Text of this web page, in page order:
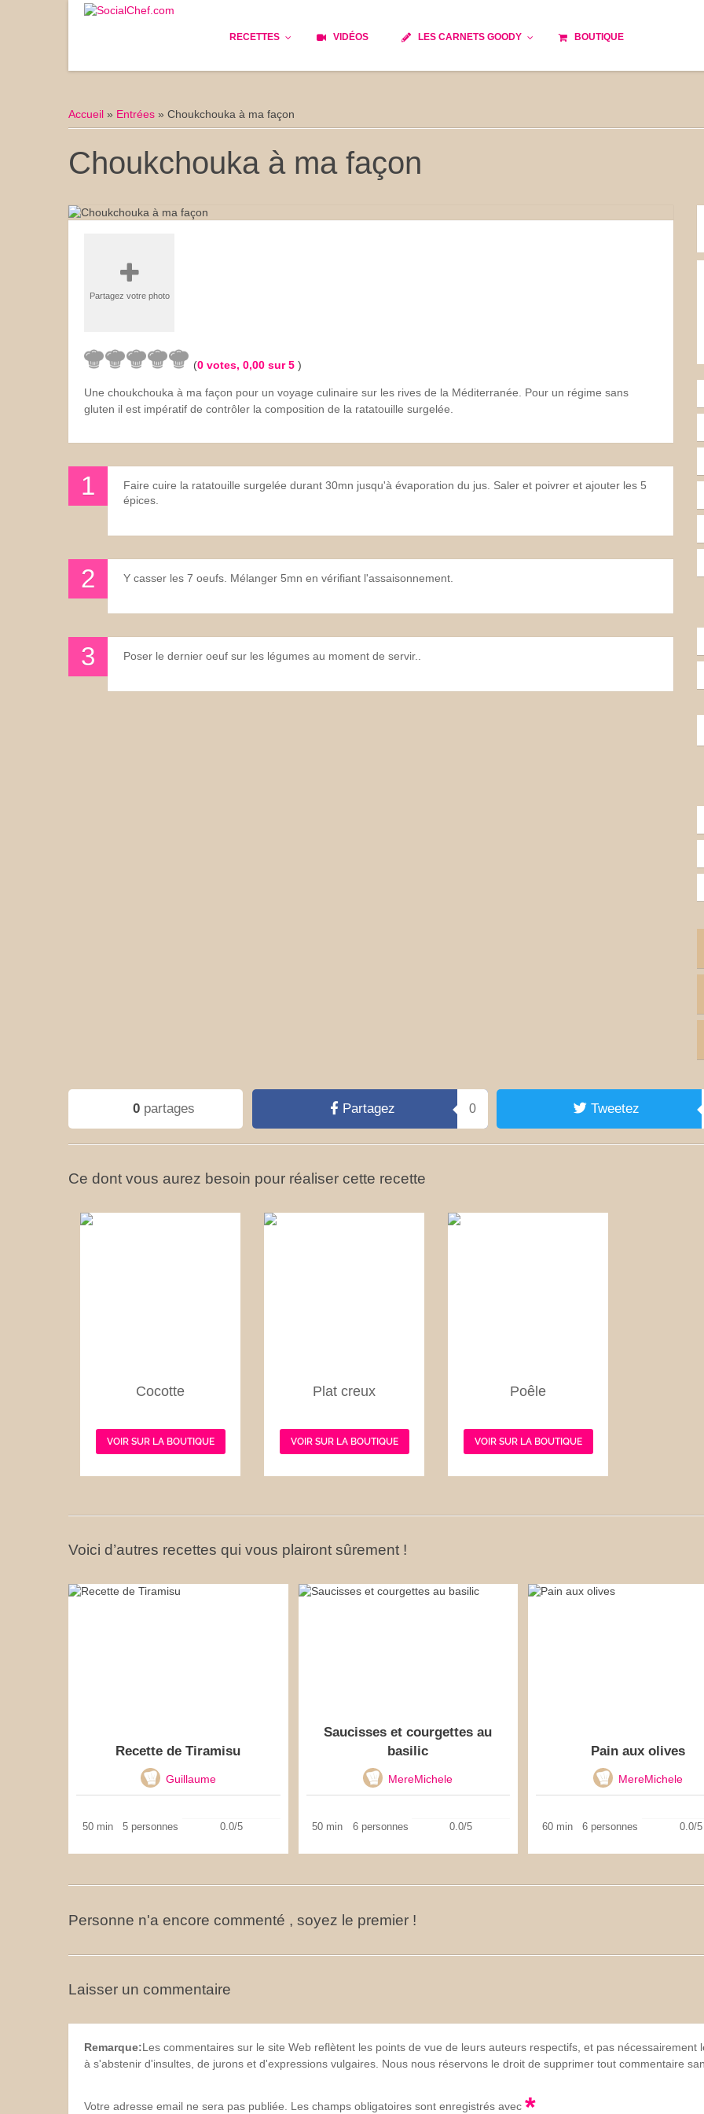
RECETTES
Le Pain
Apéritifs Cuisine française traditionnelle
VIDÉOS LES CARNETS GOODY
Spécialité culinaire
BOUTIQUE
Accueil » Entrées » Choukchouka à ma façon
Choukchouka à ma façon
Partagez votre photo
(0 votes, 0,00 sur 5 )
Une choukchouka à ma façon pour un voyage culinaire sur les rives de la Méditerranée. Pour un régime sans
gluten il est impératif de contrôler la composition de la ratatouille surgelée.
Faire cuire la ratatouille surgelée durant 30mn jusqu'à évaporation du jus. Saler et poivrer et ajouter les 5
épices.
Y casser les 7 oeufs. Mélanger 5mn en vérifiant l'assaisonnement.
Poser le dernier oeuf sur les légumes au moment de servir..
0partages Partagez 0 Tweetez
Ce dont vous aurez besoin pour réaliser cette recette
Cocotte
VOIR SUR LA BOUTIQUE
Plat creux
VOIR SUR LA BOUTIQUE
Poêle
VOIR SUR LA BOUTIQUE
Voici d’autres recettes qui vous plairont sûrement !
Recette de Tiramisu
Guillaume
50 min 5 personnes 0.0/5
Saucisses et courgettes au
basilic
MereMichele
50 min 6 personnes 0.0/5
Pain aux olives
MereMichele
60 min 6 personnes 0.0/5
Personne n'a encore commenté , soyez le premier !
Laisser un commentaire
Remarque:Les commentaires sur le site Web reflètent les points de vue de leurs auteurs respectifs, et pas
à s'abstenir d'insultes, de jurons et d'expressions vulgaires. Nous nous réservons le droit de supprimer tout commentaire
Votre adresse email ne sera pas publiée. Les champs obligatoires sont enregistrés avec *